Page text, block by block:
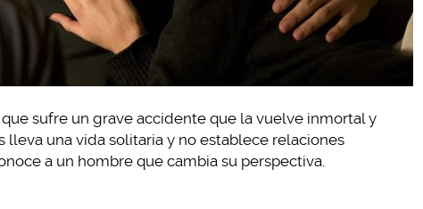
sufre un grave accidente que la vuelve inmortal y
una vida solitaria y no establece relaciones
a un hombre que cambia su perspectiva.